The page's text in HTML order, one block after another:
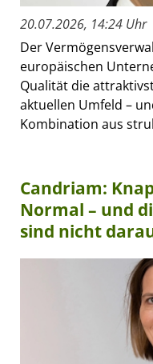
20.07.2026, 14:24 Uhr
Der
europäischen
Qualität die
aktuellen Umfeld –
Kombination aus
Candriam:
Normal – und
sind nicht